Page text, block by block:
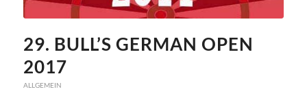
29. BULL’S GERMAN OPEN
2017
ALLGEMEIN